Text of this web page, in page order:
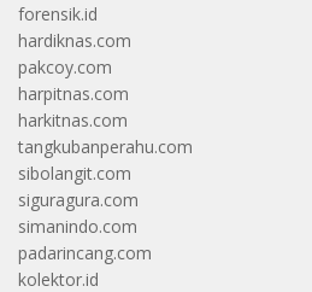
forensik.id
hardiknas.com
pakcoy.com
harpitnas.com
harkitnas.com
tangkubanperahu.com
sibolangit.com
siguragura.com
simanindo.com
padarincang.com
kolektor.id